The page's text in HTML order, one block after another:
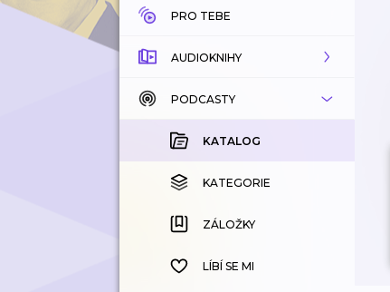
PRO TEBE
AUDIOKNIHY
KATALOG
KOUPENÉ
KATEGORIE
ZÁLOŽKY
HISTORIE
PODCASTY
KATALOG
KATEGORIE
ZÁLOŽKY
LÍBÍ SE MI